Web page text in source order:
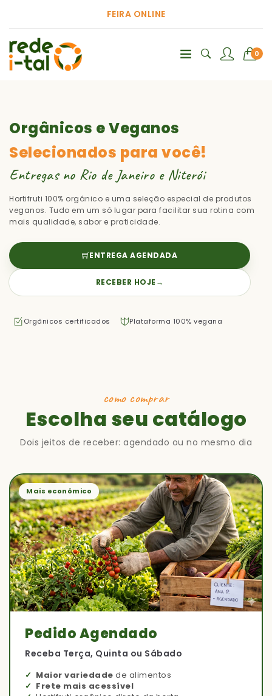
FEIRA ONLINE
0
Orgânicos e Veganos
Selecionados para você!
Entregas no Rio de Janeiro e Niterói
Hortifruti 100% orgânico e uma seleção especial de produtos
veganos. Tudo em um só lugar para facilitar sua rotina com
mais qualidade, sabor e praticidade.
ENTREGA AGENDADA
RECEBER HOJE →
Orgânicos certificados Plataforma 100% vegana
como comprar
Escolha seu catálogo
Dois jeitos de receber: agendado ou no mesmo dia
Mais econômico
Pedido Agendado
Receba Terça, Quinta ou Sábado
Maior variedade de alimentos
Frete mais acessível